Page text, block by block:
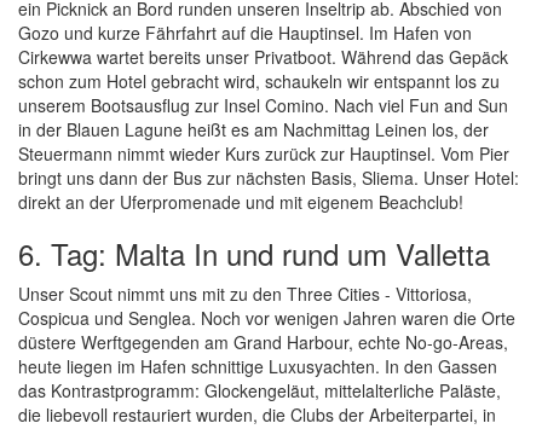
ein Picknick an Bord runden unseren Inseltrip ab. Abschied von
Gozo und kurze Fährfahrt auf die Hauptinsel. Im Hafen von
Cirkewwa wartet bereits unser Privatboot. Während das Gepäck
schon zum Hotel gebracht wird, schaukeln wir entspannt los zu
unserem Bootsausflug zur Insel Comino. Nach viel Fun and Sun
in der Blauen Lagune heißt es am Nachmittag Leinen los, der
Steuermann nimmt wieder Kurs zurück zur Hauptinsel. Vom Pier
bringt uns dann der Bus zur nächsten Basis, Sliema. Unser Hotel:
direkt an der Uferpromenade und mit eigenem Beachclub!
6. Tag: Malta In und rund um Valletta
Unser Scout nimmt uns mit zu den Three Cities - Vittoriosa,
Cospicua und Senglea. Noch vor wenigen Jahren waren die Orte
düstere Werftgegenden am Grand Harbour, echte No-go-Areas,
heute liegen im Hafen schnittige Luxusyachten. In den Gassen
das Kontrastprogramm: Glockengeläut, mittelalterliche Paläste,
die liebevoll restauriert wurden, die Clubs der Arbeiterpartei, in